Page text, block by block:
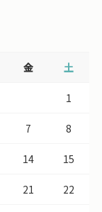
金 土
1
7 8
14 15
21 22